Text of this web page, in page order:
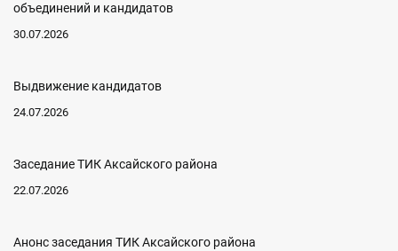
объединений и кандидатов
30.07.2026
Выдвижение кандидатов
24.07.2026
Заседание ТИК Аксайского района
22.07.2026
Анонс заседания ТИК Аксайского района